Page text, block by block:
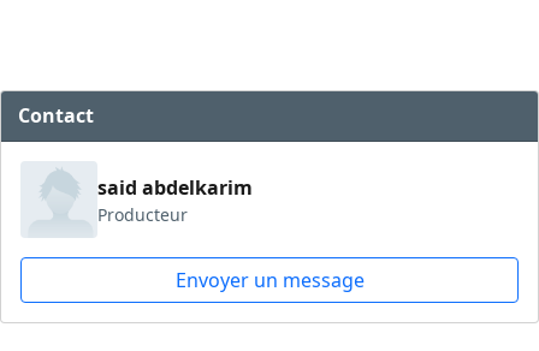
Contact
said abdelkarim
Producteur
Envoyer un message